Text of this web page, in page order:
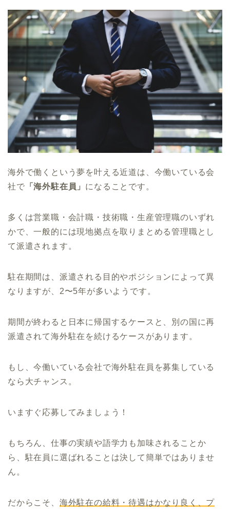
海外で働くという夢を叶える近道は、今働いている会
社で 「海外駐在員」 になることです。
多くは営業職・会計職・技術職・生産管理職のいずれ
かで、一般的には現地拠点を取りまとめる管理職とし
て派遣されます。
駐在期間は、派遣される目的やポジションによって異
なりますが、2〜5年が多いようです。
期間が終わると日本に帰国するケースと、別の国に再
派遣されて海外駐在を続けるケースがあります。
もし、今働いている会社で海外駐在員を募集している
なら大チャンス。
いますぐ応募してみましょう！
もちろん、仕事の実績や語学力も加味されることか
ら、駐在員に選ばれることは決して簡単ではありませ
ん。
だからこそ、 海外駐在の給料・待遇はかなり良く、プ